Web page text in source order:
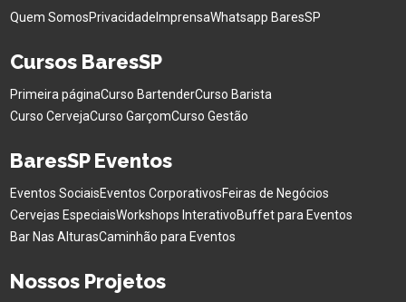
Quem SomosPrivacidade ImprensaWhatsapp BaresSP
Cursos BaresSP
Primeira páginaCurso BartenderCurso Barista
Curso CervejaCurso GarçomCurso Gestão
BaresSP Eventos
Eventos SociaisEventos CorporativosFeiras de Negócios
Cervejas EspeciaisWorkshops InterativoBuffet para Eventos
Bar Nas AlturasCaminhão para Eventos
Nossos Projetos